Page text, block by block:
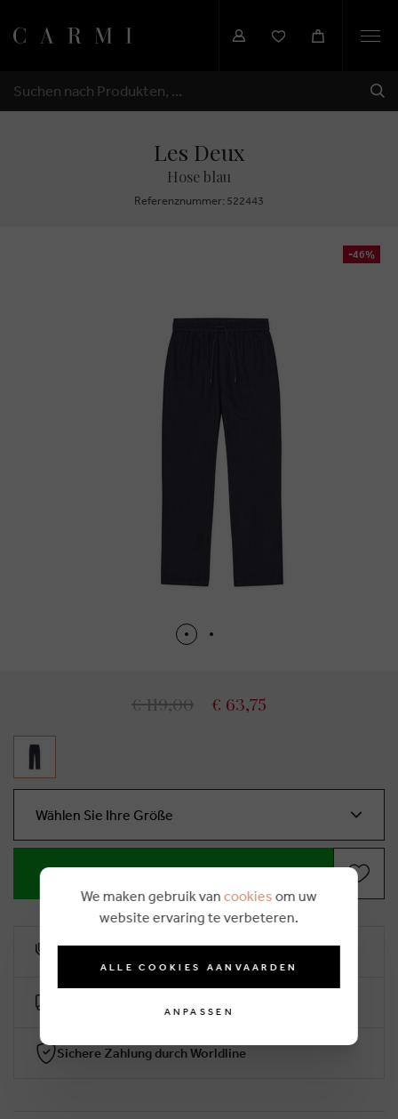
SUCHEN
Les Deux
Hose blau
Referenznummer: 522443
-46%
€ 119,00 € 63,75
Wählen Sie Ihre Größe
10% Treuerabatt
Sichere Zahlung durch Worldline
We maken gebruik van cookies om uw
website ervaring te verbeteren.
ALLE COOKIES AANVAARDEN
ANPASSEN